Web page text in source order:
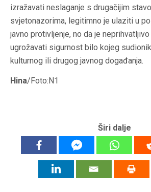
izražavati neslaganje s drugačijim
svjetonazorima, legitimno je ulaziti u
javno protivljenje, no da je
ugrožavati sigurnost bilo kojeg
kulturnog ili drugog javnog događanja.
Hina/Foto:N1
Širi dalje